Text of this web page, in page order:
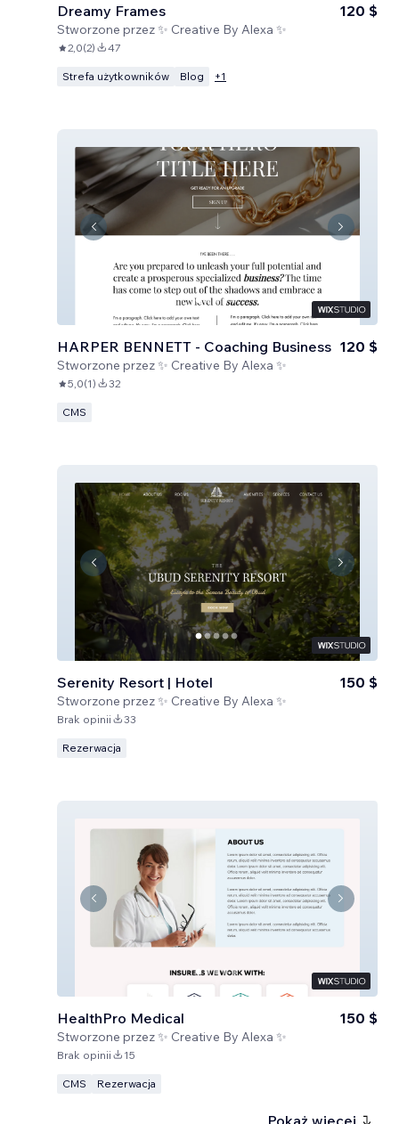
Dreamy Frames
Stworzone przez✨ Creative By Alexa ✨
120 $
2,0(2) 47
Strefa użytkowników Blog +1
HARPER BENNETT - Coaching Business
Stworzone przez✨ Creative By Alexa ✨
120 $
5,0(1) 32
CMS
Serenity Resort | Hotel
Stworzone przez✨ Creative By Alexa ✨
150 $
Brak opinii 33
Rezerwacja
HealthPro Medical
Stworzone przez✨ Creative By Alexa ✨
150 $
Brak opinii 15
CMS Rezerwacja
Pokaż więcej